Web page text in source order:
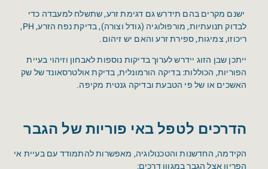
ישנם מקרים בהם תידרש גם דגימת זרע, שתשלח למעבדה כדי
לבדוק תנועתיות, מורפולוגיה (גודל וצורה), בדיקת נפח הזרע, PH,
ריכוזו, צמיגות, ספירת זרע והאם יש זיהום.
ייתכן שבן הזוג יידרש לערוך בדיקות נוספות לאבחון וזיהוי בעיית
הפוריות, הכוללות: בדיקה הורמונלית, בדיקת אולטרסאונד של שק
האשכים או של פי הטבעת ובדיקה גנטית מקיפה.
הדרכים לטפל באי פוריות של הגבר
הקידמה, החדשנות והטכנולוגיה, מאפשרות להתמודד עם בעיית אי
הפריון אצל הגבר במגוון דרכים: